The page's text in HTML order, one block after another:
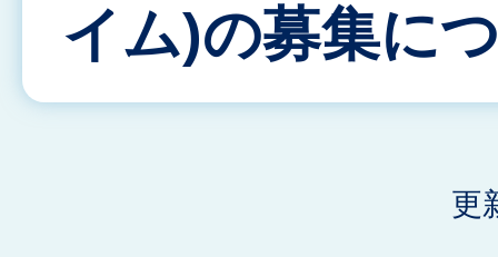
イム)の募集に
更